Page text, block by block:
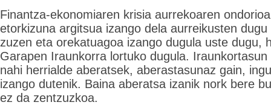
Finantza-ekonomiaren krisia aurrekoaren
etorkizuna argitsua izango dela aurreikusten
zuzen eta orekatuagoa izango dugula uste dugu,
Garapen Iraunkorra lortuko dugula.
nahi herrialde aberatsek, aberastasunaz gain,
izango dutenik. Baina aberatsa izanik nork bere
ez da zentzuzkoa.